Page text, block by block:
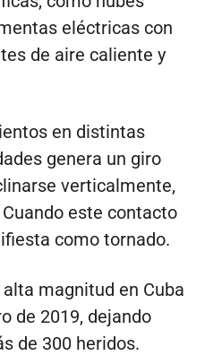
eléctricas con
de aire caliente y
en distintas
genera un giro
verticalmente,
este contacto
como tornado.
magnitud en Cuba
de 2019, dejando
de 300 heridos.